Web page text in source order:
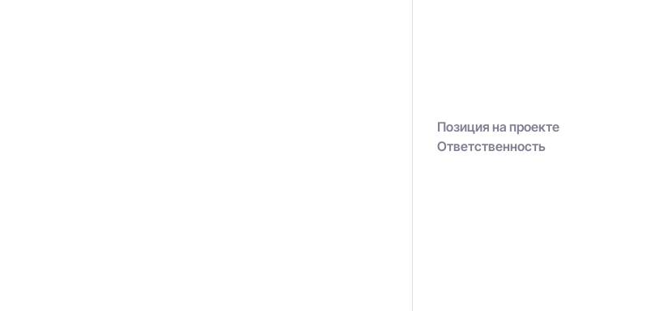
Позиция на проекте
Ответственность